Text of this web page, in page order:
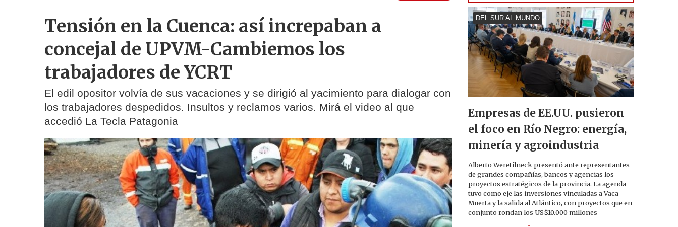
Tensión en la Cuenca: así increpaban a
concejal de UPVM-Cambiemos los
trabajadores de YCRT
El edil opositor volvía de sus vacaciones y se dirigió al yacimiento para dialogar con
los trabajadores despedidos. Insultos y reclamos varios. Mirá el video al que
accedió La Tecla Patagonia
DEL SUR AL MUNDO
Empresas de EE.UU. pusieron
el foco en Río Negro: energía,
minería y agroindustria
Alberto Weretilneck presentó ante representantes
de grandes compañías, bancos y agencias los
proyectos estratégicos de la provincia. La agenda
tuvo como eje las inversiones vinculadas a Vaca
Muerta y la salida al Atlántico, con proyectos que en
conjunto rondan los US$10.000 millones